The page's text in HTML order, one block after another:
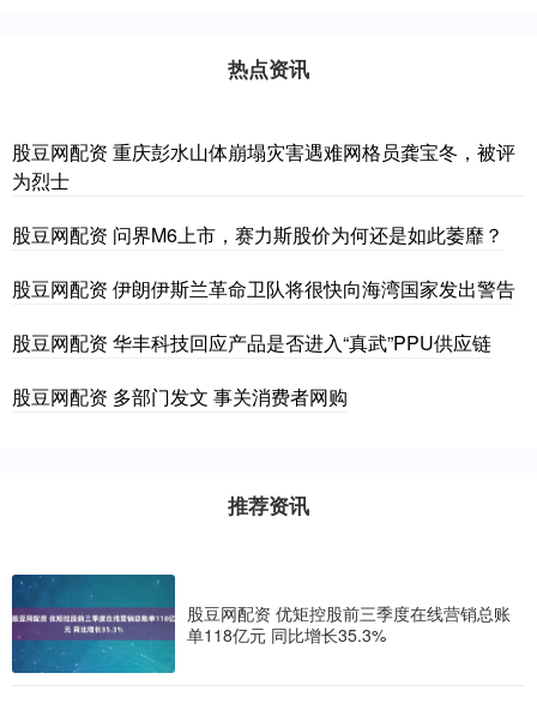
热点资讯
股豆网配资 重庆彭水山体崩塌灾害遇难网格员龚宝冬，被评
为烈士
股豆网配资 问界M6上市，赛力斯股价为何还是如此萎靡？
股豆网配资 伊朗伊斯兰革命卫队将很快向海湾国家发出警告
股豆网配资 华丰科技回应产品是否进入“真武”PPU供应链
股豆网配资 多部门发文 事关消费者网购
推荐资讯
股豆网配资 优矩控股前三季度在线营销总账
单118亿元 同比增长35.3%